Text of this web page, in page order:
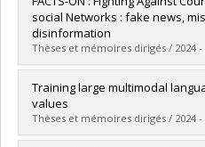
Cycle :Master's
Grade :M. Sc.
Lien vers le document dans
social Networks : fake news,
disinformation
Thèses et mémoires dirigés / 2024 -
Graduate :Amri, Sabrine
Cycle :
Grade :Ph. D.
Lien vers le document dans
Training large multimodal
values
Thèses et mémoires dirigés / 2024 -